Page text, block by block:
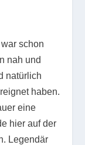
schon
nah und
natürlich
haben.
eine
hier auf der
Legendär